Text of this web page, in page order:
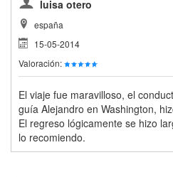
luisa otero
españa
15-05-2014
Valoración:
El viaje fue maravilloso, el
guía Alejandro en Washington,
El regreso lógicamente se hizo
lo recomiendo.